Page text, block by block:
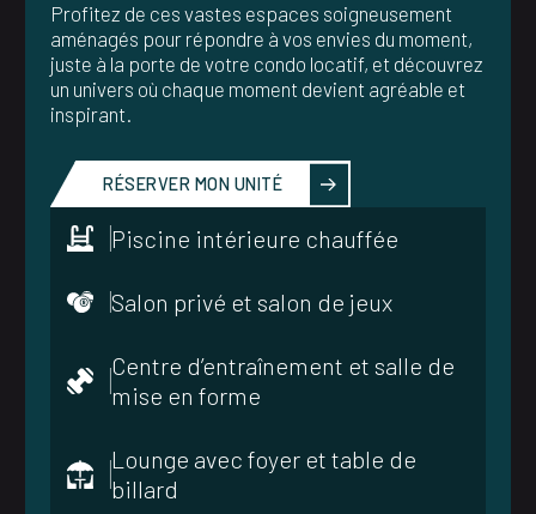
Profitez de ces vastes espaces soigneusement
aménagés pour répondre à vos envies du moment,
juste à la porte de votre condo locatif, et découvrez
un univers où chaque moment devient agréable et
inspirant.
RÉSERVER MON UNITÉ
Piscine intérieure chauffée
Salon privé et salon de jeux
Centre d’entraînement et salle de
mise en forme
Lounge avec foyer et table de
billard